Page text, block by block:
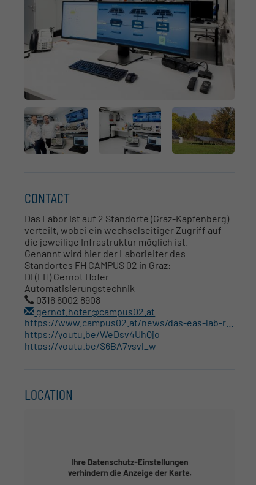
CONTACT
Das Labor ist auf 2 Standorte (Graz-Kapfenberg)
verteilt, wobei ein wechselseitiger Zugriff auf
die jeweilige Infrastruktur möglich ist.
Genannt wird hier der Laborleiter des
Standortes FH CAMPUS 02 in Graz:
DI (FH) Gernot Hofer
Automatisierungstechnik
0316 6002 8908
gernot.hofer@campus02.at
https://youtu.be/WeDsv4UhQjo
https://youtu.be/S6BA7ysvl_w
LOCATION